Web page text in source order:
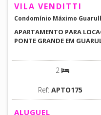
VILA VENDITTI
Condomínio Máximo
APARTAMENTO PARA
PONTE GRANDE EM
2
Ref: APTO175
ALUGUEL